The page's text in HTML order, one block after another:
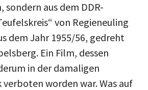
aus dem DDR-
von Regieneuling
dem Jahr 1955/56, gedreht
Ein Film, dessen
in der damaligen
worden war. Was auf